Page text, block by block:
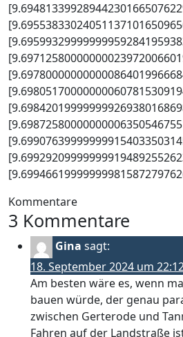
Kommentare
3 Kommentare
Gina sagt:
18. September 2024 um
Am besten wäre es, wenn
bauen würde, der genau
zwischen Gerterode und
Fahren auf der Landstraße